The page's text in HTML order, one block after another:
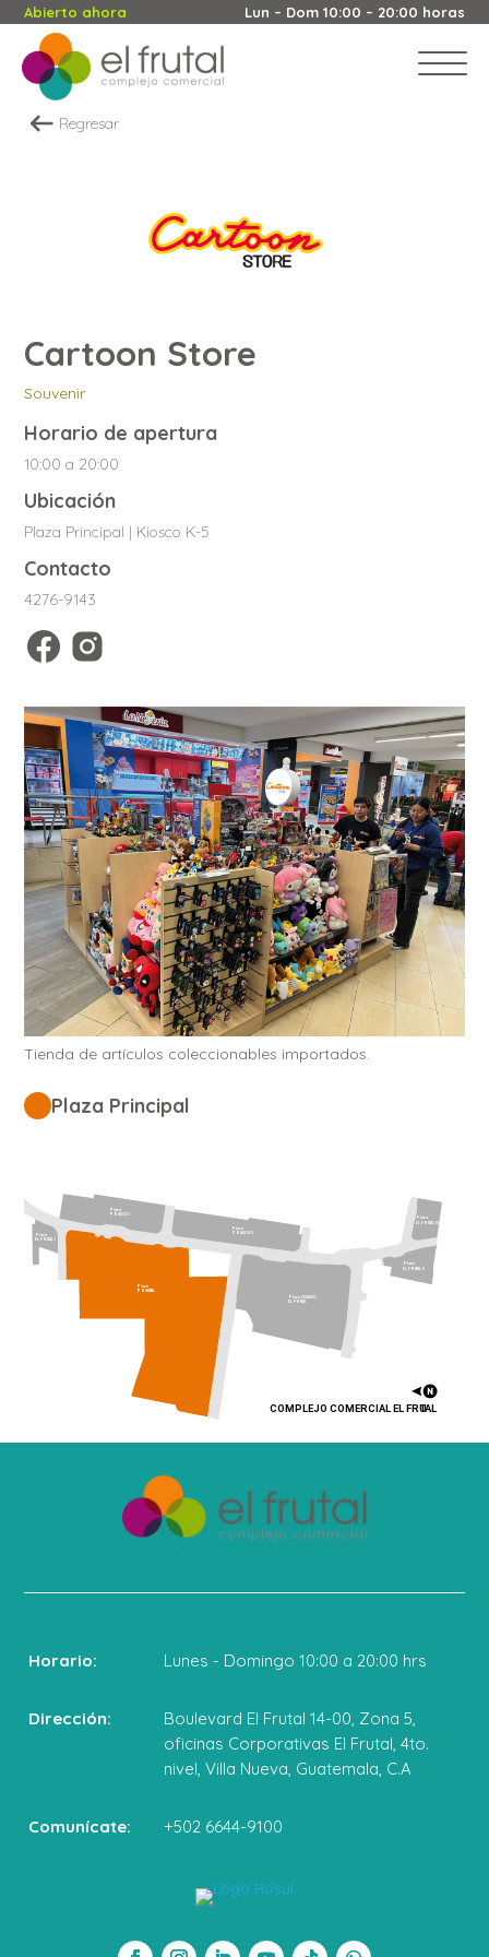
Abierto ahora Lun – Dom 10:00 – 20:00 horas
Regresar
Cartoon Store
Souvenir
Horario de apertura
10:00 a 20:00
Ubicación
Plaza Principal | Kiosco K-5
Contacto
4276-9143
Tienda de artículos coleccionables importados.
Plaza Principal
Horario: Lunes - Domingo 10:00 a 20:00 hrs
Dirección:
Boulevard El Frutal 14-00, Zona 5,
oficinas Corporativas El Frutal, 4to.
nivel, Villa Nueva, Guatemala, C.A
Comunícate: +502 6644-9100